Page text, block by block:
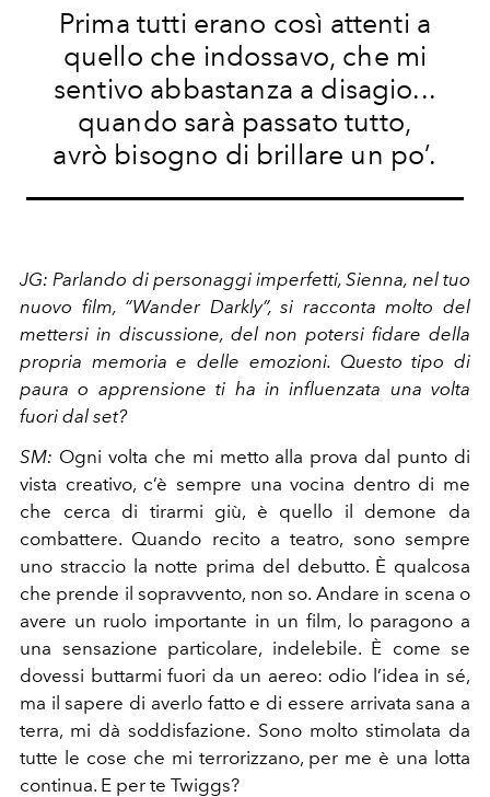
Prima tutti erano così attenti a
quello che indossavo, che mi
sentivo abbastanza a disagio...
quando sarà passato tutto,
avrò bisogno di brillare un po’.
JG: Parlando di personaggi imperfetti, Sienna, nel tuo
nuovo film, “Wander Darkly”, si racconta molto del
mettersi in discussione, del non potersi fidare della
propria memoria e delle emozioni. Questo tipo di
paura o apprensione ti ha in influenzata una volta
fuori dal set?
SM: Ogni volta che mi metto alla prova dal punto di
vista creativo, c’è sempre una vocina dentro di me
che cerca di tirarmi giù, è quello il demone da
combattere. Quando recito a teatro, sono sempre
uno straccio la notte prima del debutto. È qualcosa
che prende il sopravvento, non so. Andare in scena o
avere un ruolo importante in un film, lo paragono a
una sensazione particolare, indelebile. È come se
dovessi buttarmi fuori da un aereo: odio l’idea in sé,
ma il sapere di averlo fatto e di essere arrivata sana a
terra, mi dà soddisfazione. Sono molto stimolata da
tutte le cose che mi terrorizzano, per me è una lotta
continua. E per te Twiggs?